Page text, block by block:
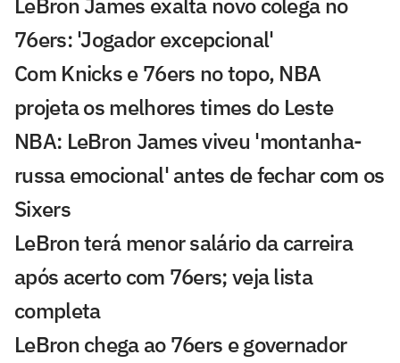
76ers: 'Jogador excepcional'
Com Knicks e 76ers no topo, NBA
projeta os melhores times do Leste
NBA: LeBron James viveu 'montanha-
russa emocional' antes de fechar com os
Sixers
LeBron terá menor salário da carreira
após acerto com 76ers; veja lista
completa
LeBron chega ao 76ers e governador